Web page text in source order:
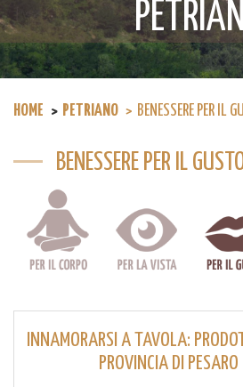
HOME PETRIANO BENESSERE PER IL
BENESSERE PER IL
INNAMORARSI A TAVOLA:
PROVINCIA DI PESARO